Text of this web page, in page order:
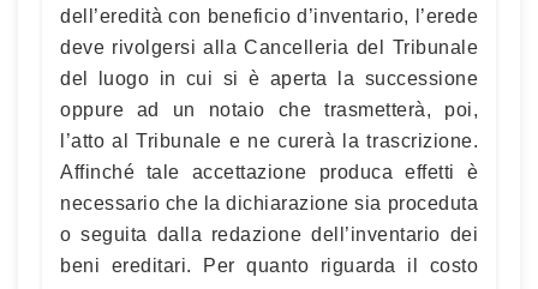
dell’eredità con beneficio d’inventario, l’erede
deve rivolgersi alla Cancelleria del Tribunale
del luogo in cui si è aperta la successione
oppure ad un notaio che trasmetterà, poi,
l’atto al Tribunale e ne curerà la trascrizione.
Affinché tale accettazione produca effetti è
necessario che la dichiarazione sia proceduta
o seguita dalla redazione dell’inventario dei
beni ereditari. Per quanto riguarda il costo